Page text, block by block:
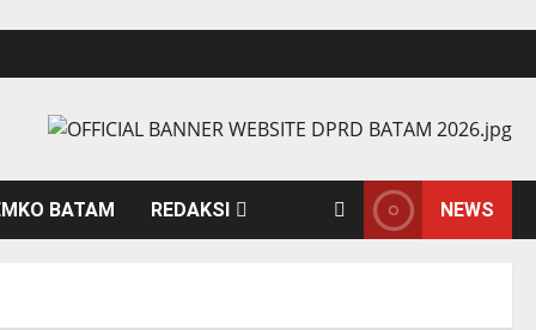
BATAM REDAKSI NEWS